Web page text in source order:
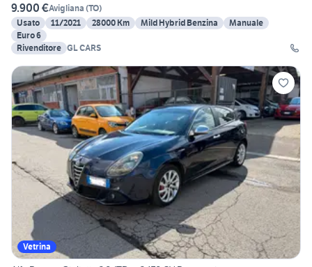
9.900 €Avigliana (TO)
Usato
11/2021 28000 Km Mild Hybrid Benzina
Manuale
Euro 6
Rivenditore GL CARS
Vetrina